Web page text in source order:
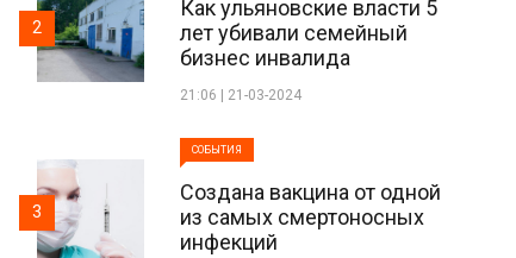
Как ульяновские власти 5
лет убивали семейный
бизнес инвалида
21:06 | 21-03-2024
2
СОБЫТИЯ
Создана вакцина от одной
из самых смертоносных
инфекций
3